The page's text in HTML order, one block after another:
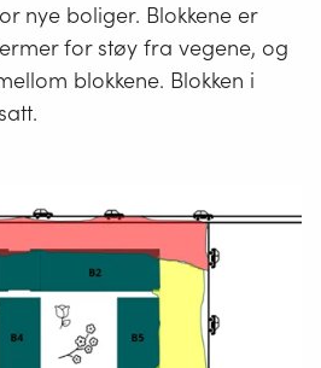
nye boliger. Blokkene er
for støy fra vegene, og
blokkene. Blokken i